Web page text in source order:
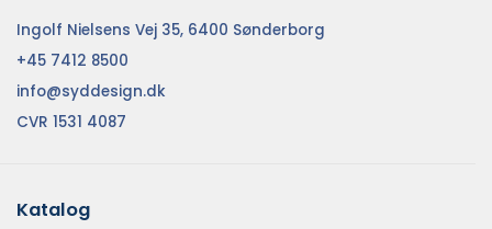
Ingolf Nielsens Vej 35, 6400 Sønderborg
+45 7412 8500
info@syddesign.dk
CVR 1531 4087
Katalog